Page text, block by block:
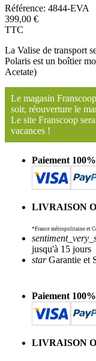
Référence: 4844-EVA
399,00 €
TTC
La Valise de transport
Polaris est un boîtier
Acetate)
Le magasin
soir, réouverture le
Le site Franscoop
vacances !
Paiement
LIVRAISON
*France métropolitaine et
jusqu'à 15 jours
starGarantie et
Paiement
LIVRAISON